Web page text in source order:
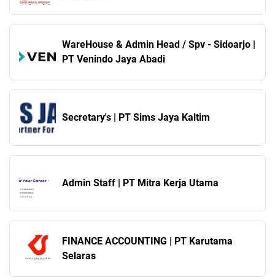
WareHouse & Admin Head / Spv - Sidoarjo |
PT Venindo Jaya Abadi
Secretary's | PT Sims Jaya Kaltim
Admin Staff | PT Mitra Kerja Utama
FINANCE ACCOUNTING | PT Karutama
Selaras